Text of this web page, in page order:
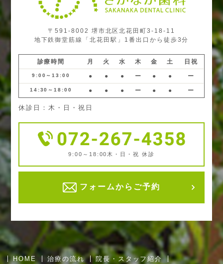
〒591-8002 堺市北区北花田町3-18-11
地下鉄御堂筋線「北花田駅」1番出口から徒歩3分
診療時間 月 火 水 木 金 土 日祝
9:00～13:00 ● ● ● ー ● ● ー
14:30～18:00 ● ● ● ー ● ● ー
休診日：木・日・祝日
9:00～18:00 木・日・祝 休診
フォームからご予約
HOME 治療の流れ
院長・スタッフ紹介